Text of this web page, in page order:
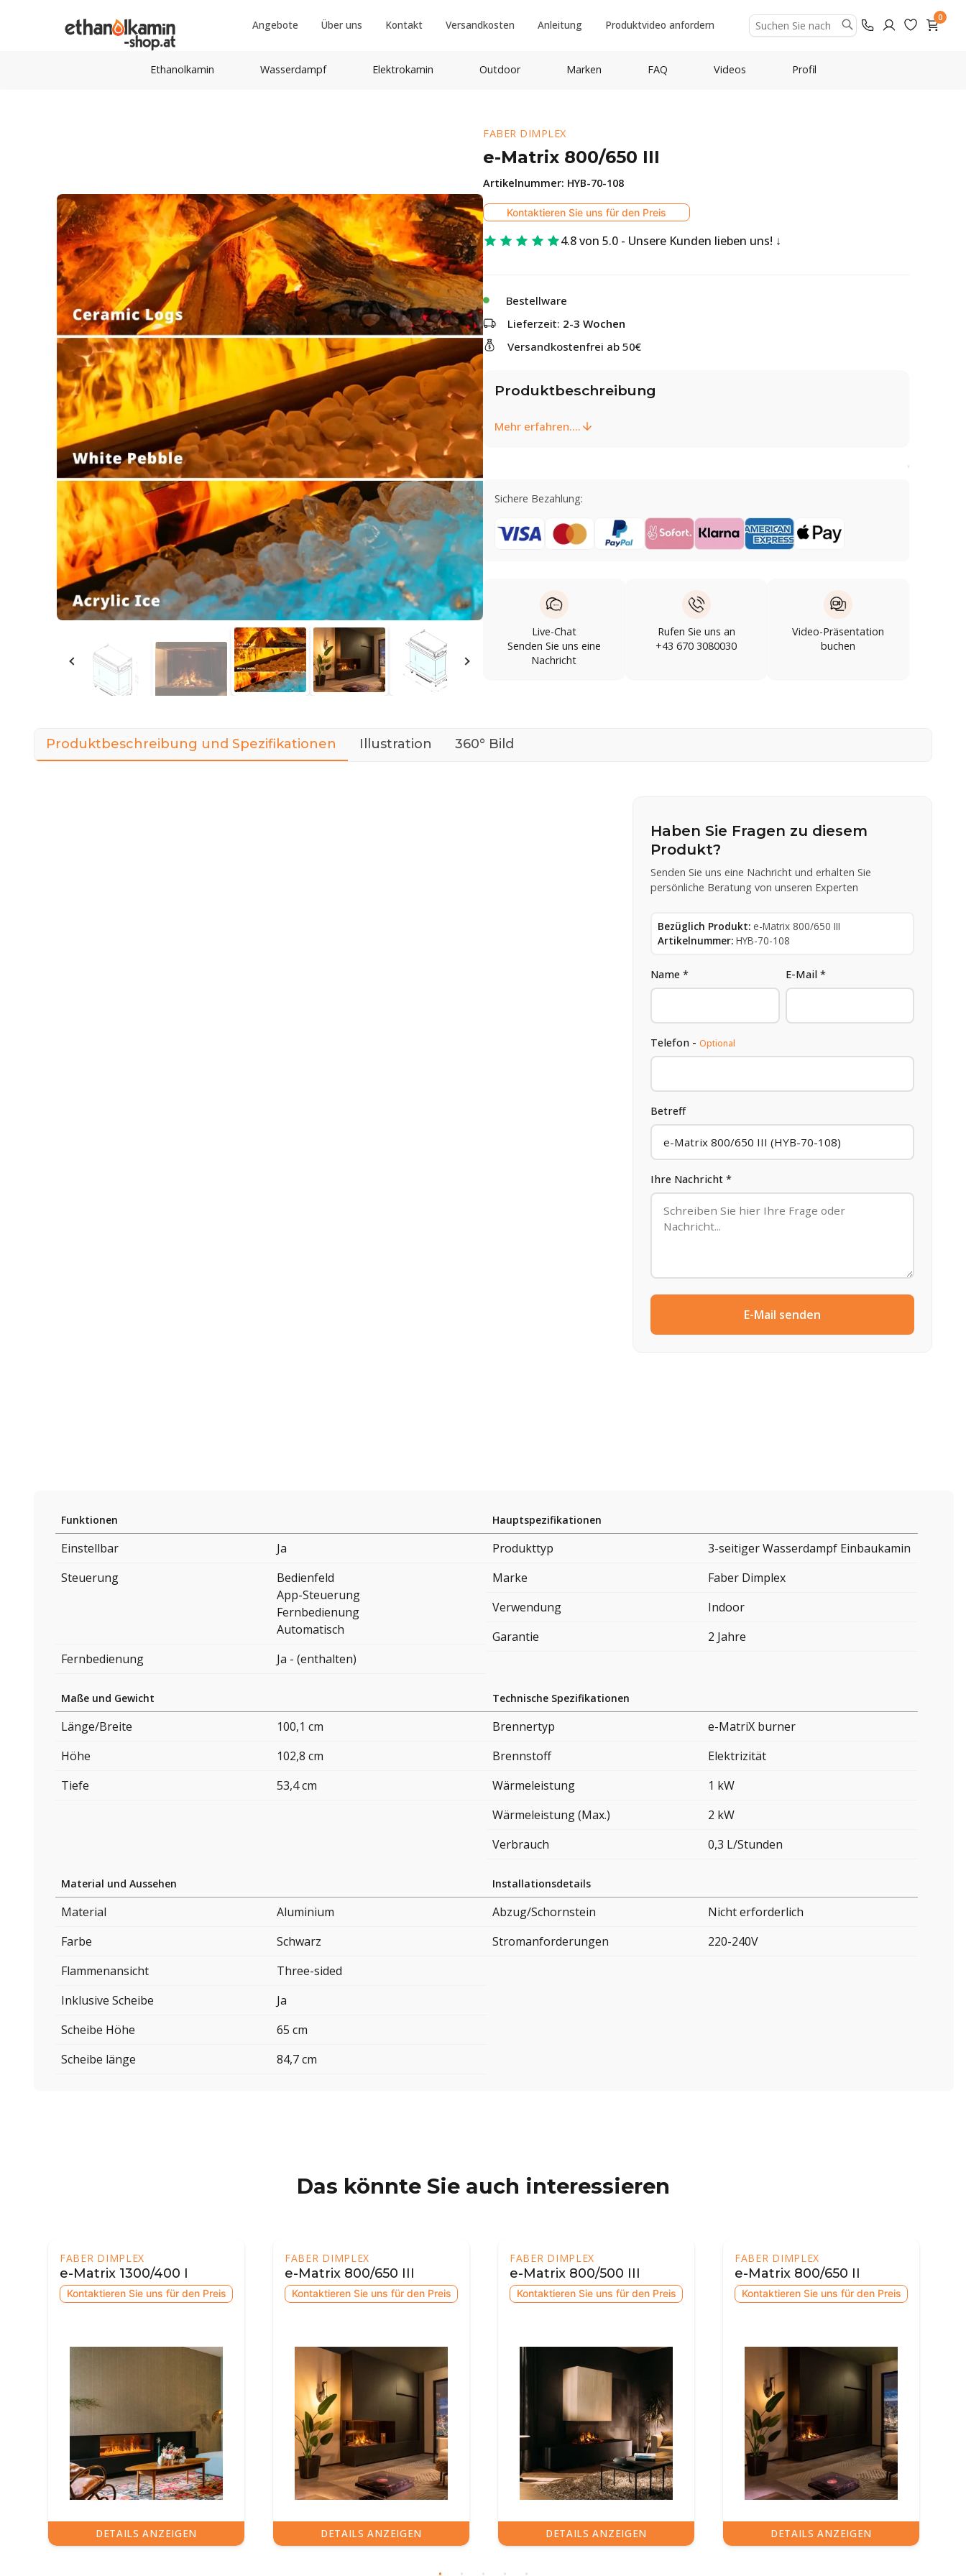
Angebote Über uns Kontakt Versandkosten Anleitung Produktvideo anfordern
0
Ethanolkamin Wasserdampf Elektrokamin Outdoor Marken FAQ Videos Profil
FABER DIMPLEX
e-Matrix 800/650 III
Artikelnummer: HYB-70-108
Kontaktieren Sie uns für den Preis
4.8 von 5.0 - Unsere Kunden lieben uns!
Bestellware
Lieferzeit: 2-3 Wochen
Versandkostenfrei ab 50€
Produktbeschreibung
Mehr erfahren....
Sichere Bezahlung:
Live-Chat
Senden Sie uns eine
Nachricht
Rufen Sie uns an
+43 670 3080030
Video-Präsentation
buchen
Produktbeschreibung und Spezifikationen Illustration 360° Bild
Haben Sie Fragen zu diesem
Produkt?
Senden Sie uns eine Nachricht und erhalten Sie
persönliche Beratung von unseren Experten
Bezüglich Produkt: e-Matrix 800/650 III
Artikelnummer: HYB-70-108
Name * E-Mail *
Telefon -Optional
Betreff
Ihre Nachricht *
E-Mail senden
Funktionen
Einstellbar
Ja
Steuerung
Bedienfeld
App-Steuerung
Fernbedienung
Automatisch
Fernbedienung
Ja - (enthalten)
Hauptspezifikationen
Produkttyp
3-seitiger Wasserdampf Einbaukamin
Marke
Faber Dimplex
Verwendung
Indoor
Garantie
2 Jahre
Maße und Gewicht
Länge/Breite
100,1 cm
Höhe
102,8 cm
Tiefe
53,4 cm
Technische Spezifikationen
Brennertyp
e-MatriX burner
Brennstoff
Elektrizität
Wärmeleistung
1 kW
Wärmeleistung (Max.)
2 kW
Verbrauch
0,3 L/Stunden
Material und Aussehen
Material
Aluminium
Farbe
Schwarz
Flammenansicht
Three-sided
Inklusive Scheibe
Ja
Scheibe Höhe
65 cm
Scheibe länge
84,7 cm
Installationsdetails
Abzug/Schornstein
Nicht erforderlich
Stromanforderungen
220-240V
Das könnte Sie auch interessieren
FABER DIMPLEX
e-Matrix 800/650 III
Kontaktieren Sie uns für den Preis
DETAILS ANZEIGEN
FABER DIMPLEX
e-Matrix 800/500 III
Kontaktieren Sie uns für den Preis
DETAILS ANZEIGEN
FABER DIMPLEX
e-Matrix 800/650 II
Kontaktieren Sie uns für den Preis
DETAILS ANZEIGEN
FABER DIMPLEX
e-Matrix 1300/400 II
Kontaktieren Sie uns für den Preis
DETAILS ANZEIGEN